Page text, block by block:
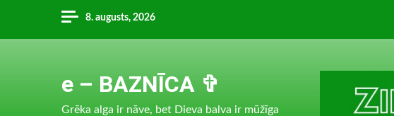
content
8. augusts, 2026
e – BAZNĪCA ✞
Grēka alga ir nāve, bet Dieva balva ir mūžīga